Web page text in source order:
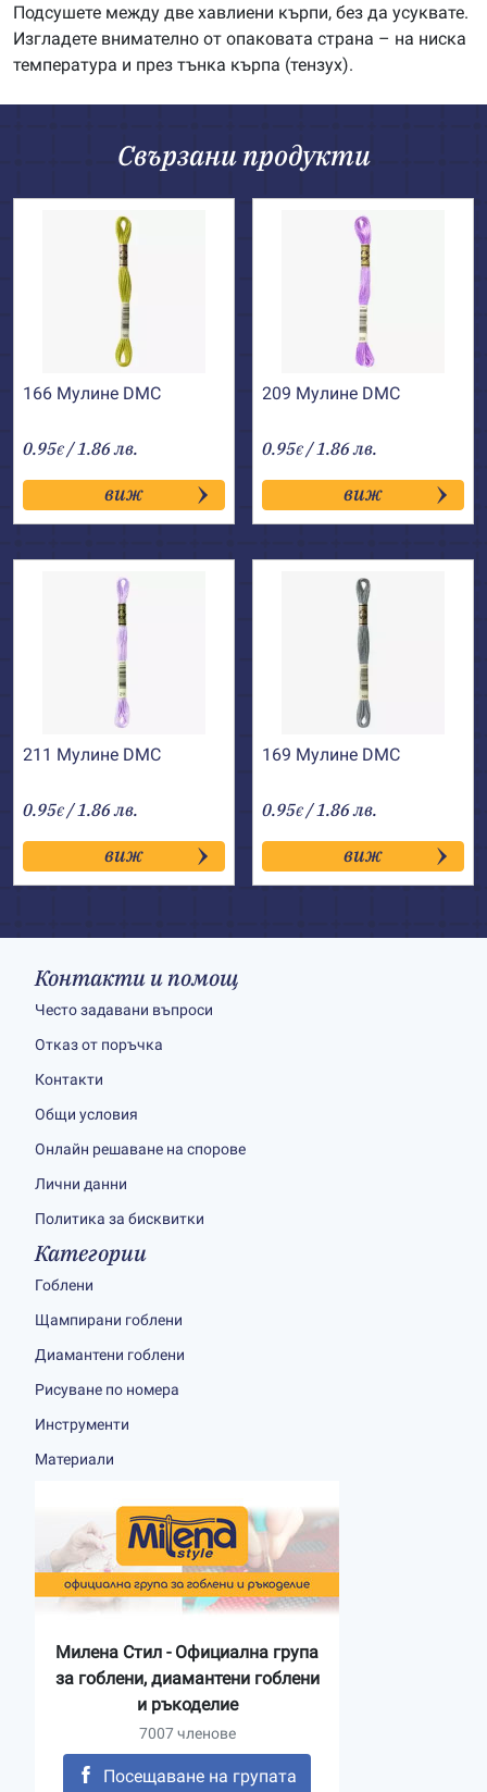
Подсушете между две хавлиени кърпи, без да усуквате.
Изгладете внимателно от опаковата страна – на ниска
температура и през тънка кърпа (тензух).
Свързани продукти
166 Мулине DMC
0.95€ / 1.86 лв.
виж
209 Мулине DMC
0.95€ / 1.86 лв.
виж
211 Мулине DMC
0.95€ / 1.86 лв.
виж
169 Мулине DMC
0.95€ / 1.86 лв.
виж
Контакти и помощ
Често задавани въпроси
Отказ от поръчка
Контакти
Общи условия
Онлайн решаване на спорове
Лични данни
Политика за бисквитки
Категории
Гоблени
Щампирани гоблени
Диамантени гоблени
Рисуване по номера
Инструменти
Материали
Милена Стил - Официална група
за гоблени, диамантени гоблени
и ръкоделие
7007 членове
Посещаване на групата